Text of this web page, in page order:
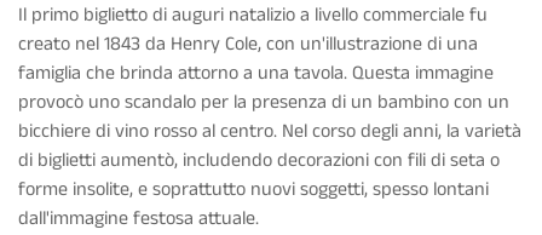
Il primo biglietto di auguri natalizio a livello commerciale fu
creato nel 1843 da Henry Cole, con un'illustrazione di una
famiglia che brinda attorno a una tavola. Questa immagine
provocò uno scandalo per la presenza di un bambino con un
bicchiere di vino rosso al centro. Nel corso degli anni, la varietà
di biglietti aumentò, includendo decorazioni con fili di seta o
forme insolite, e soprattutto nuovi soggetti, spesso lontani
dall'immagine festosa attuale.